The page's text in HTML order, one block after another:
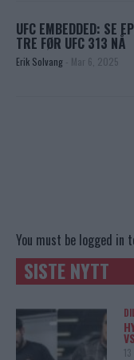
UFC EMBEDDED: SE
TRE FØR UFC 313 NÅ
Erik Solvang - Mar 6, 2025
You must be logged in
SISTE NYTT